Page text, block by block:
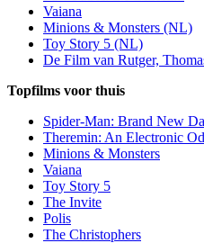
Vaiana
Minions & Monsters (NL)
Toy Story 5 (NL)
De Film van Rutger,
Topfilms voor thuis
Spider-Man: Brand New
Theremin: An Electronic
Minions & Monsters
Vaiana
Toy Story 5
The Invite
Polis
The Christophers